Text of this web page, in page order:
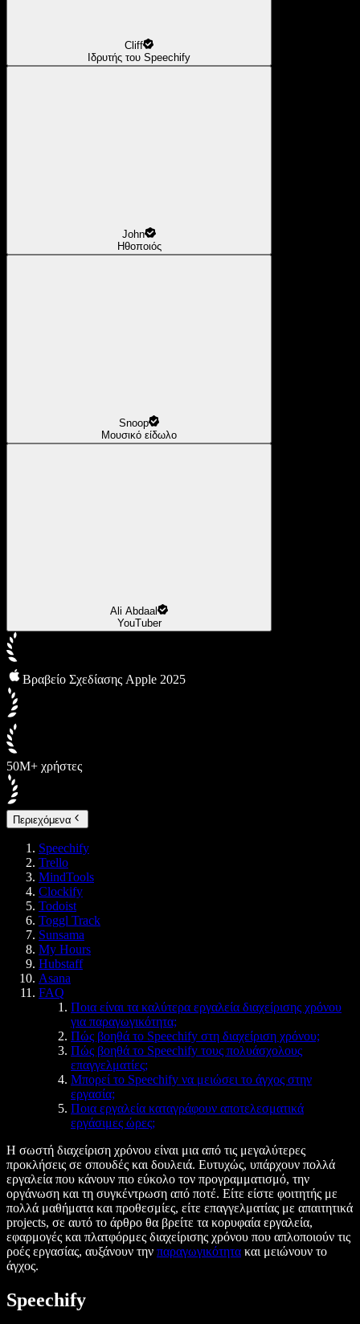
Cliff
Ιδρυτής του Speechify
John
Ηθοποιός
Snoop
Μουσικό είδωλο
Ali Abdaal
YouTuber
Βραβείο Σχεδίασης Apple 2025
50M+ χρήστες
Περιεχόμενα
Speechify
Trello
MindTools
Clockify
Todoist
Toggl Track
Sunsama
My Hours
Hubstaff
Asana
FAQ
Ποια είναι τα καλύτερα εργαλεία διαχείρισης χρόνου
για παραγωγικότητα;
Πώς βοηθά το Speechify στη διαχείριση χρόνου;
Πώς βοηθά το Speechify τους πολυάσχολους
επαγγελματίες;
Μπορεί το Speechify να μειώσει το άγχος στην
εργασία;
Ποια εργαλεία καταγράφουν αποτελεσματικά
εργάσιμες ώρες;
Η σωστή διαχείριση χρόνου είναι μια από τις μεγαλύτερες
προκλήσεις σε σπουδές και δουλειά. Ευτυχώς, υπάρχουν πολλά
εργαλεία που κάνουν πιο εύκολο τον προγραμματισμό, την
οργάνωση και τη συγκέντρωση από ποτέ. Είτε είστε φοιτητής με
πολλά μαθήματα και προθεσμίες, είτε επαγγελματίας με απαιτητικά
projects, σε αυτό το άρθρο θα βρείτε τα κορυφαία εργαλεία,
εφαρμογές και πλατφόρμες διαχείρισης χρόνου που απλοποιούν τις
ροές εργασίας, αυξάνουν την παραγωγικότητα και μειώνουν το
άγχος.
Speechify